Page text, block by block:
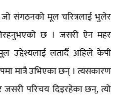
जो संगठनको मूल चरित्रलाई भुलेर
छ । जसरी ऐन महर
मूल उद्देश्यलाई लतार्दै अहिले केपी
मात्रै उभिएका छन् । त्यसकारण
जसरी परिचय दिइरहेका छन्, त्यो